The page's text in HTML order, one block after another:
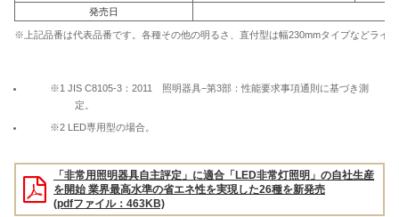
発売日
※上記品番は代表品番です。各種その他の明るさ、直付型は幅230mmタイプなどライ
※1 JIS C8105-3：2011 照明器具−第3部：性能要求事項通則に基づき測
定。
※2 LED専用型の場合。
「非常用照明器具自主評定」に適合「LED非常灯照明」の自社生産
を開始 業界最高水準の省エネ性を実現した26種を新発売
(pdfファイル：463KB)